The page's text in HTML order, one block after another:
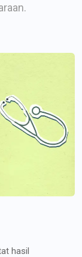
hasil